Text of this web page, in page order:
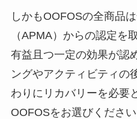
しかもOOFOSの全商品
（APMA）からの認定を
有益且つ一定の効果が認
ングやアクティビティの
わりにリカバリーを必要
OOFOSをお選びください